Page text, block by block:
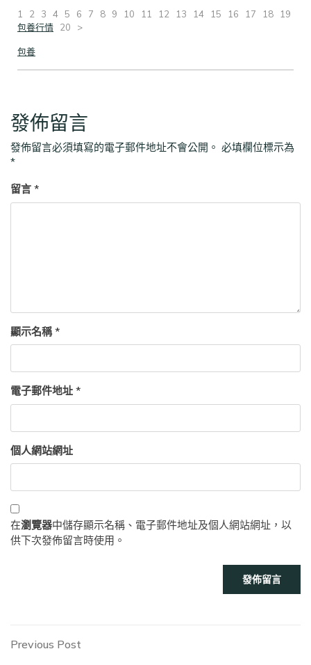
1 2 3 4 5 6 7 8 9 10 11 12 13 14 15 16 17 18 19
包養行情 20 >
包養
發佈留言
發佈留言必須填寫的電子郵件地址不會公開。 必填欄位標示為
*
留言 *
顯示名稱*
電子郵件地址 *
個人網站網址
在瀏覽器中儲存顯示名稱、電子郵件地址及個人網站網址，以
供下次發佈留言時使用。
文
Previous
Previous Post